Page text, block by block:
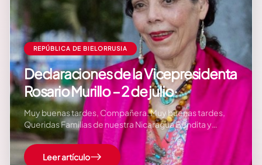
REPÚBLICA DE BIELORRUSIA
Declaraciones de la Vicepresidenta
Rosario Murillo – 2 de julio
Muy buenas tardes, Compañera. Muy buenas tardes,
Queridas Familias de nuestra Nicaragua Bendita y
Siempre, Siempre Digna, Soberana, Creyente y Devota.
Llena de Fé, llena de Cariño ! Con Confianza en Dios
caminando hacia Adelante, Siempre Más Allá,
Leer artículo